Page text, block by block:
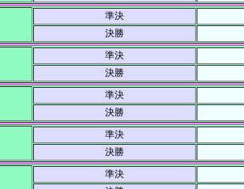
準決
決勝
準決
決勝
準決
決勝
準決
決勝
準決